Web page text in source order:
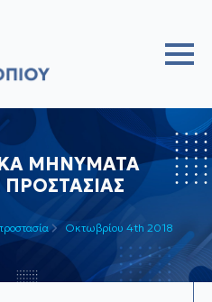
ΜΗΝΥΜΑΤΑ
ΠΡΟΣΤΑΣΙΑΣ
Οκτωβρίου 4th 2018